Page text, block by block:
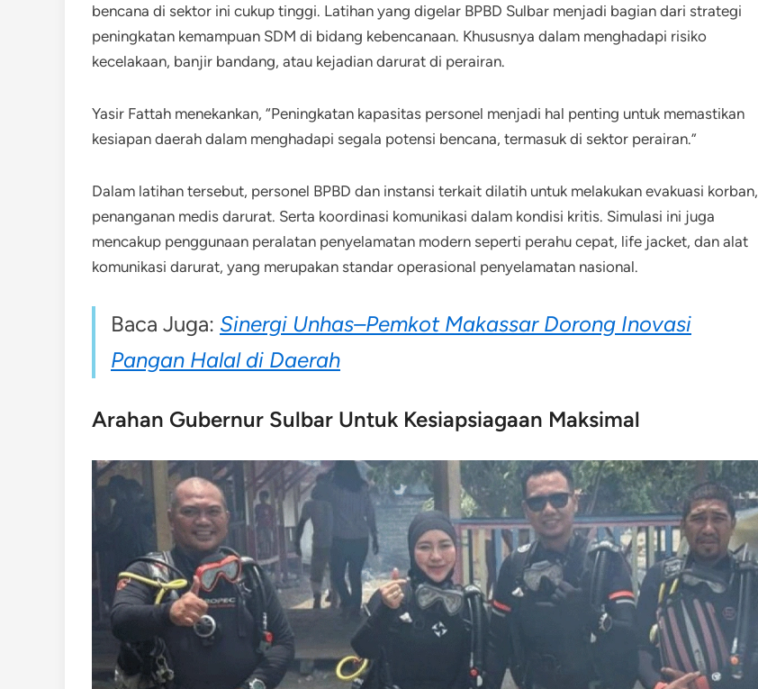
bencana di sektor ini cukup tinggi. Latihan yang digelar BPBD Sulbar menjadi bagian dari strategi
peningkatan kemampuan SDM di bidang kebencanaan. Khususnya dalam menghadapi risiko
kecelakaan, banjir bandang, atau kejadian darurat di perairan.
Yasir Fattah menekankan, “Peningkatan kapasitas personel menjadi hal penting untuk memastikan
kesiapan daerah dalam menghadapi segala potensi bencana, termasuk di sektor perairan.”
Dalam latihan tersebut, personel BPBD dan instansi terkait dilatih untuk melakukan evakuasi korban,
penanganan medis darurat. Serta koordinasi komunikasi dalam kondisi kritis. Simulasi ini juga
mencakup penggunaan peralatan penyelamatan modern seperti perahu cepat, life jacket, dan alat
komunikasi darurat, yang merupakan standar operasional penyelamatan nasional.
Baca Juga: Sinergi Unhas–Pemkot Makassar Dorong Inovasi
Pangan Halal di Daerah
Arahan Gubernur Sulbar Untuk Kesiapsiagaan Maksimal